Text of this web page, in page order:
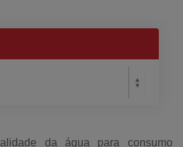
da água para consumo